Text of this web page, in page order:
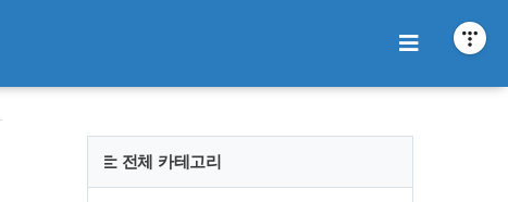
전체 카테고리
티스토리툴바